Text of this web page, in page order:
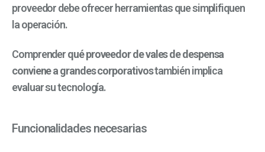
proveedor debe ofrecer herramientas que simplifiquen
la operación.
Comprenderqué proveedor de vales de despensa
conviene a grandes corporativostambién implica
evaluar su tecnología.
Funcionalidades necesarias